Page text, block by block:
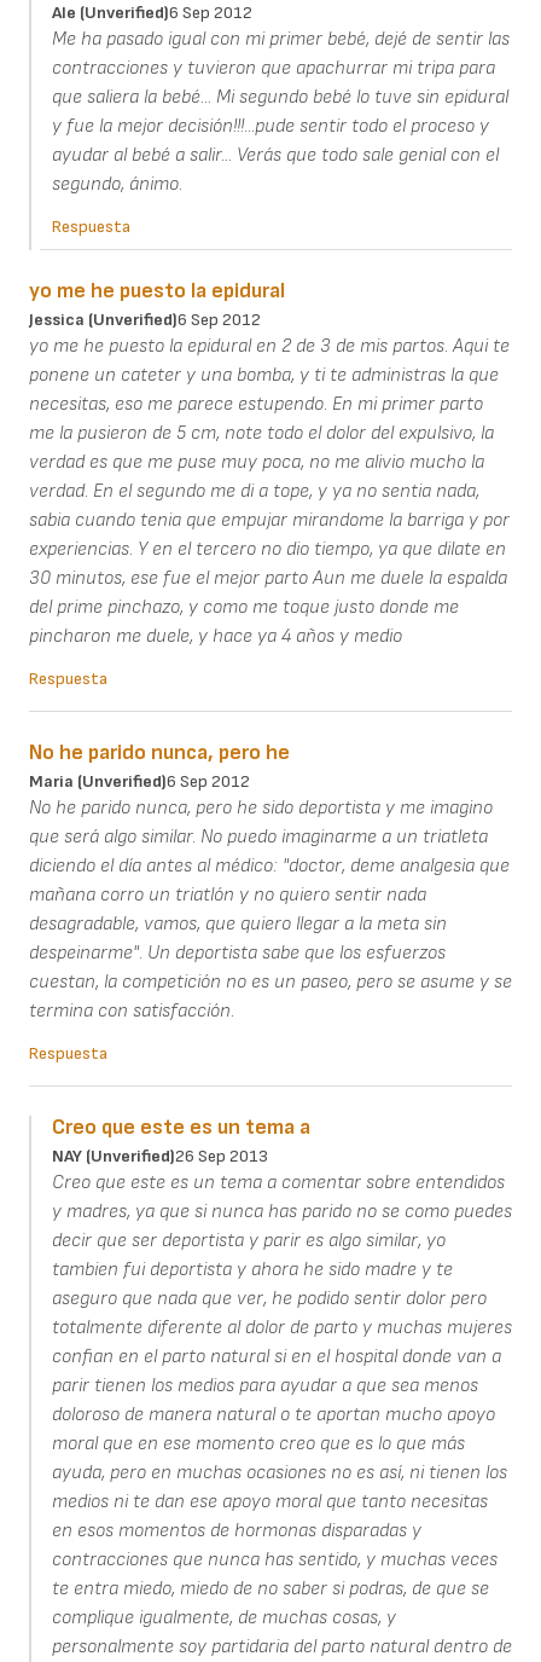
Ale (unverified)6 Sep 2012
Me ha pasado igual con mi primer bebé, dejé de sentir las
contracciones y tuvieron que apachurrar mi tripa para
que saliera la bebé... Mi segundo bebé lo tuve sin epidural
y fue la mejor decisión!!!...pude sentir todo el proceso y
ayudar al bebé a salir... Verás que todo sale genial con el
segundo, ánimo.
Respuesta
yo me he puesto la epidural
Jessica (unverified)6 Sep 2012
yo me he puesto la epidural en 2 de 3 de mis partos. Aqui te
ponene un cateter y una bomba, y ti te administras la que
necesitas, eso me parece estupendo. En mi primer parto
me la pusieron de 5 cm, note todo el dolor del expulsivo, la
verdad es que me puse muy poca, no me alivio mucho la
verdad. En el segundo me di a tope, y ya no sentia nada,
sabia cuando tenia que empujar mirandome la barriga y por
experiencias. Y en el tercero no dio tiempo, ya que dilate en
30 minutos, ese fue el mejor parto Aun me duele la espalda
del prime pinchazo, y como me toque justo donde me
pincharon me duele, y hace ya 4 años y medio
Respuesta
No he parido nunca, pero he
Maria (unverified)6 Sep 2012
No he parido nunca, pero he sido deportista y me imagino
que será algo similar. No puedo imaginarme a un triatleta
diciendo el día antes al médico: "doctor, deme analgesia que
mañana corro un triatlón y no quiero sentir nada
desagradable, vamos, que quiero llegar a la meta sin
despeinarme". Un deportista sabe que los esfuerzos
cuestan, la competición no es un paseo, pero se asume y se
termina con satisfacción.
Respuesta
Creo que este es un tema a
NAY (unverified)26 Sep 2013
Creo que este es un tema a comentar sobre entendidos
y madres, ya que si nunca has parido no se como puedes
decir que ser deportista y parir es algo similar, yo
tambien fui deportista y ahora he sido madre y te
aseguro que nada que ver, he podido sentir dolor pero
totalmente diferente al dolor de parto y muchas mujeres
confian en el parto natural si en el hospital donde van a
parir tienen los medios para ayudar a que sea menos
doloroso de manera natural o te aportan mucho apoyo
moral que en ese momento creo que es lo que más
ayuda, pero en muchas ocasiones no es así, ni tienen los
medios ni te dan ese apoyo moral que tanto necesitas
en esos momentos de hormonas disparadas y
contracciones que nunca has sentido, y muchas veces
te entra miedo, miedo de no saber si podras, de que se
complique igualmente, de muchas cosas, y
personalmente soy partidaria del parto natural dentro de